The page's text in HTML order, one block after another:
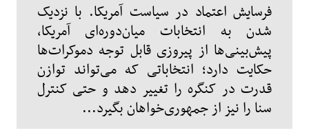
فرسایش اعتماد در سیاست آمریکا. با نزدیک
شدن به انتخابات میان‌دوره‌ای آمریکا،
پیش‌بینی‌ها از پیروزی قابل توجه دموکرات‌ها
حکایت دارد؛ انتخاباتی که می‌تواند توازن
قدرت در کنگره را تغییر دهد و حتی کنترل
سنا را نیز از جمهوری‌خواهان بگیرد...